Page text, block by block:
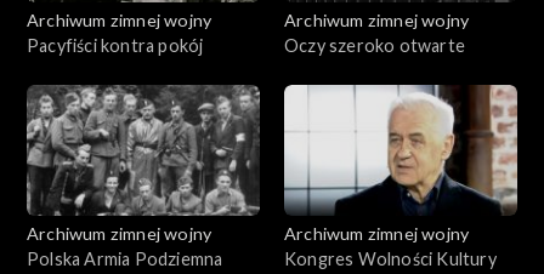
Archiwum zimnej wojny
Pacyfiści kontra pokój
Archiwum zimnej wojny
Oczy szeroko otwarte
Archiwum zimnej wojny
Polska Armia Podziemna
Archiwum zimnej wojny
Kongres Wolności Kultury